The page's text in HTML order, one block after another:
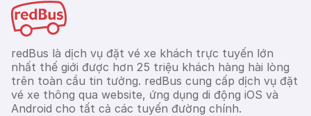
redBus là dịch vụ đặt vé xe khách trực tuyến lớn
nhất thế giới được hơn 25 triệu khách hàng hài lòng
trên toàn cầu tin tưởng. redBus cung cấp dịch vụ đặt
vé xe thông qua website, ứng dụng di động iOS và
Android cho tất cả các tuyến đường chính.